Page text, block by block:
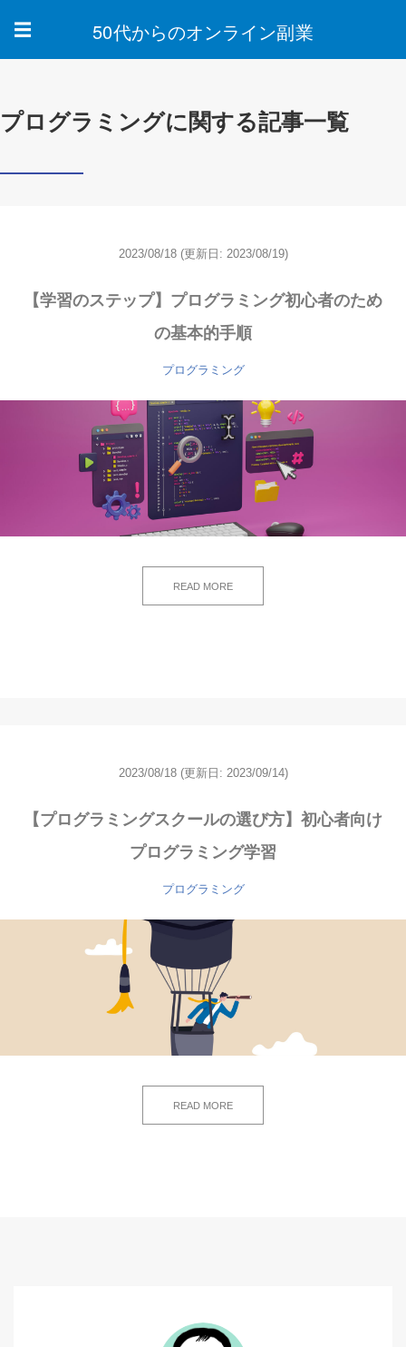
☰ 50代からのオンライン副業
プログラミングに関する記事一覧
2023/08/18 (更新日: 2023/08/19)
【学習のステップ】プログラミング初心者のため
の基本的手順
プログラミング
READ MORE
2023/08/18 (更新日: 2023/09/14)
【プログラミングスクールの選び方】初心者向け
プログラミング学習
プログラミング
READ MORE